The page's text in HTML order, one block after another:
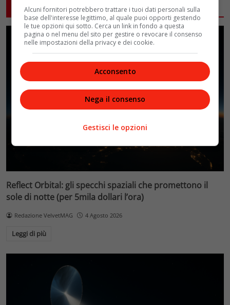
ARTICOLI CORRELATI
Reflect Orbital: gli specchi spaziali che promettono il
sole di notte (per 5mila dollari l’ora)
Redazione VelvetMAG 4 Agosto 2026
Leggi di più
Alcuni fornitori potrebbero trattare i tuoi dati personali sulla
base dell'interesse legittimo, al quale puoi opporti gestendo
le tue opzioni qui sotto. Cerca un link in fondo a questa
pagina o nel menu del sito per gestire o revocare il consenso
nelle impostazioni della privacy e dei cookie.
Acconsento
Nega il consenso
Gestisci le opzioni